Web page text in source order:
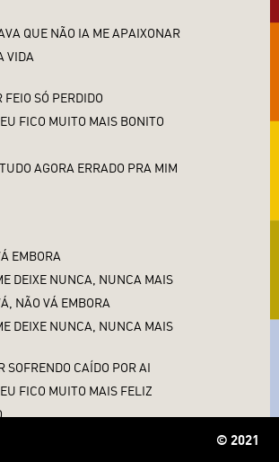
QUE NÃO IA ME APAIXONAR
VIDA
SÓ PERDIDO
FICO MUITO MAIS BONITO
AGORA ERRADO PRA MIM
EMBORA
DEIXE NUNCA, NUNCA MAIS
NÃO VÁ EMBORA
DEIXE NUNCA, NUNCA MAIS
SOFRENDO CAÍDO POR AI
FICO MUITO MAIS FELIZ
AGORA SEM VOCÊ MAS EU NÃO QUERO© 2021